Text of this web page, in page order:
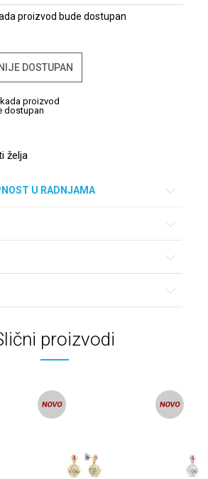
proizvod bude dostupan
DOSTUPAN
proizvod
dostupan
želja
U RADNJAMA
proizvodi